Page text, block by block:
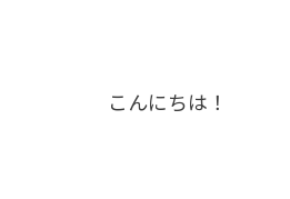
こんにちは！